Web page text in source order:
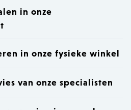
in onze
in onze fysieke winkel
van onze specialisten